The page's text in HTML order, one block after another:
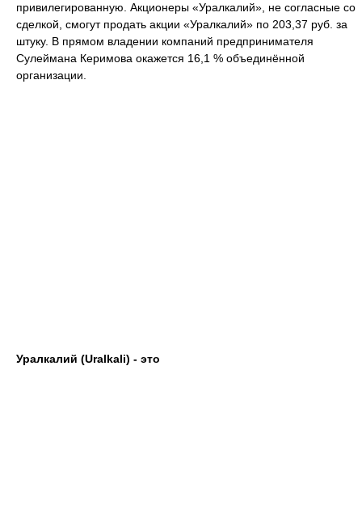
привилегированную. Акционеры «Уралкалий», не согласные со
сделкой, смогут продать акции «Уралкалий» по 203,37 руб. за
штуку. В прямом владении компаний предпринимателя
Сулеймана Керимова окажется 16,1 % объединённой
организации.
Уралкалий (Uralkali) - это